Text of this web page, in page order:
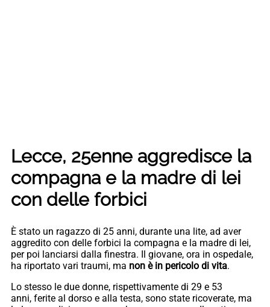
Lecce, 25enne aggredisce la
compagna e la madre di lei
con delle forbici
È stato un ragazzo di 25 anni, durante una lite, ad aver
aggredito con delle forbici la compagna e la madre di lei,
per poi lanciarsi dalla finestra. Il giovane, ora in ospedale,
ha riportato vari traumi, ma non è in pericolo di vita.
Lo stesso le due donne, rispettivamente di 29 e 53
anni, ferite al dorso e alla testa, sono state ricoverate, ma